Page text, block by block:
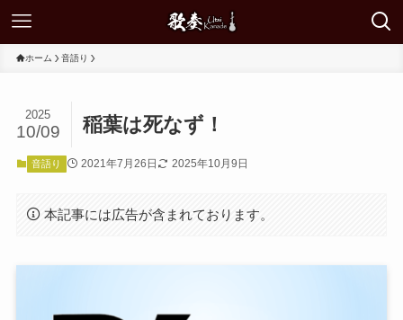
ホーム 音語り
稲葉は死なず！
2025
10/09
音語り 2021年7月26日 2025年10月9日
本記事には広告が含まれております。